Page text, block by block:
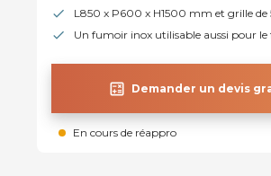
L850 x P600 x H1500 mm et grille
Un fumoir inox utilisable aussi pour
calculate Demander un devis
En cours de réappro